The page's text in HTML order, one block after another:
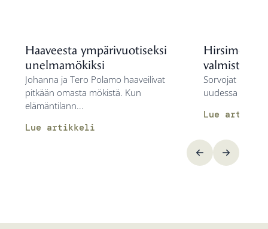
Haaveesta ympärivuotiseksi
unelmamökiksi
Johanna ja Tero Polamo haaveilivat
pitkään omasta mökistä. Kun
elämäntilann...
Lue artikkeli
Hirsimökki
valmista
Sorvojat
uudessa
Lue